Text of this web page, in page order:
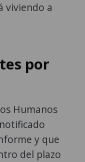
viviendo a
por
Humanos
y que
del plazo